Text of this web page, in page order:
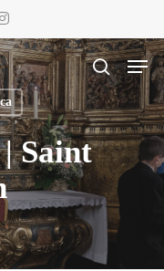
search
Menu
Saint